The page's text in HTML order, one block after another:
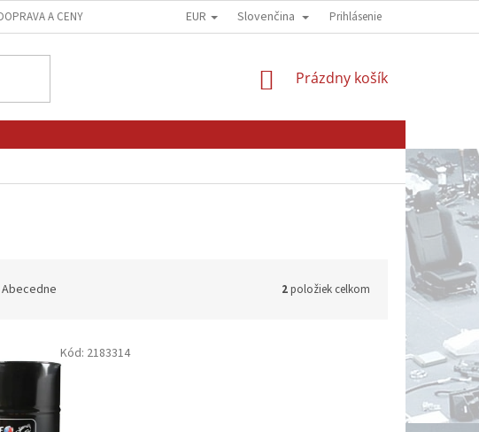
A CENY OBCHODNÍ PODMÍNKY GDPR - OCHRANA OSOBNÍCH ÚDAJŮ
EUR Slovenčina Prihlásenie
NÁKUPNÝ
Prázdny košík
Abecedne 2položiek celkom
Kód: 2183314